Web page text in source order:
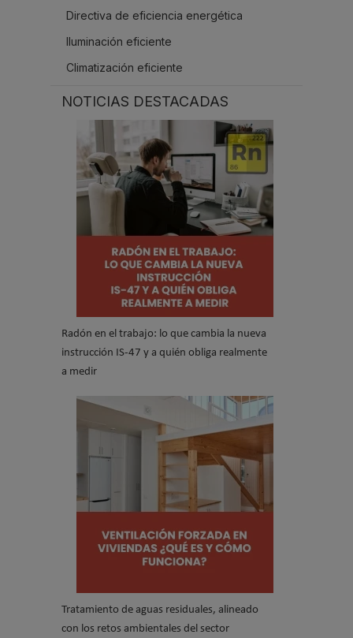
Directiva de eficiencia energética
Iluminación eficiente
Climatización eficiente
NOTICIAS DESTACADAS
Radón en el trabajo: lo que cambia la nueva
instrucción IS-47 y a quién obliga realmente
a medir
Tratamiento de aguas residuales, alineado
con los retos ambientales del sector